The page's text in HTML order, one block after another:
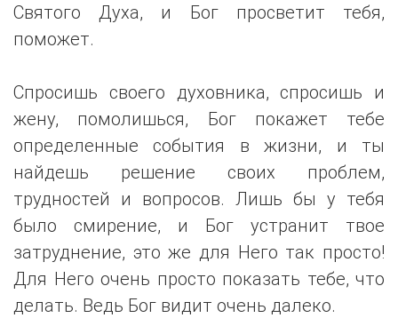
Святого Духа, и Бог просветит тебя,
поможет.
Спросишь своего духовника, спросишь и
жену, помолишься, Бог покажет тебе
определенные события в жизни, и ты
найдешь решение своих проблем,
трудностей и вопросов. Лишь бы у тебя
было смирение, и Бог устранит твое
затруднение, это же для Него так просто!
Для Него очень просто показать тебе, что
делать. Ведь Бог видит очень далеко.